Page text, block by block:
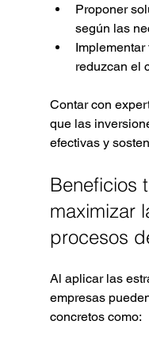
Proponer
según las
reduzcan el
Contar con
que las
efectivas y
Beneficios
maximizar
procesos
Al aplicar las
empresas
concretos como: